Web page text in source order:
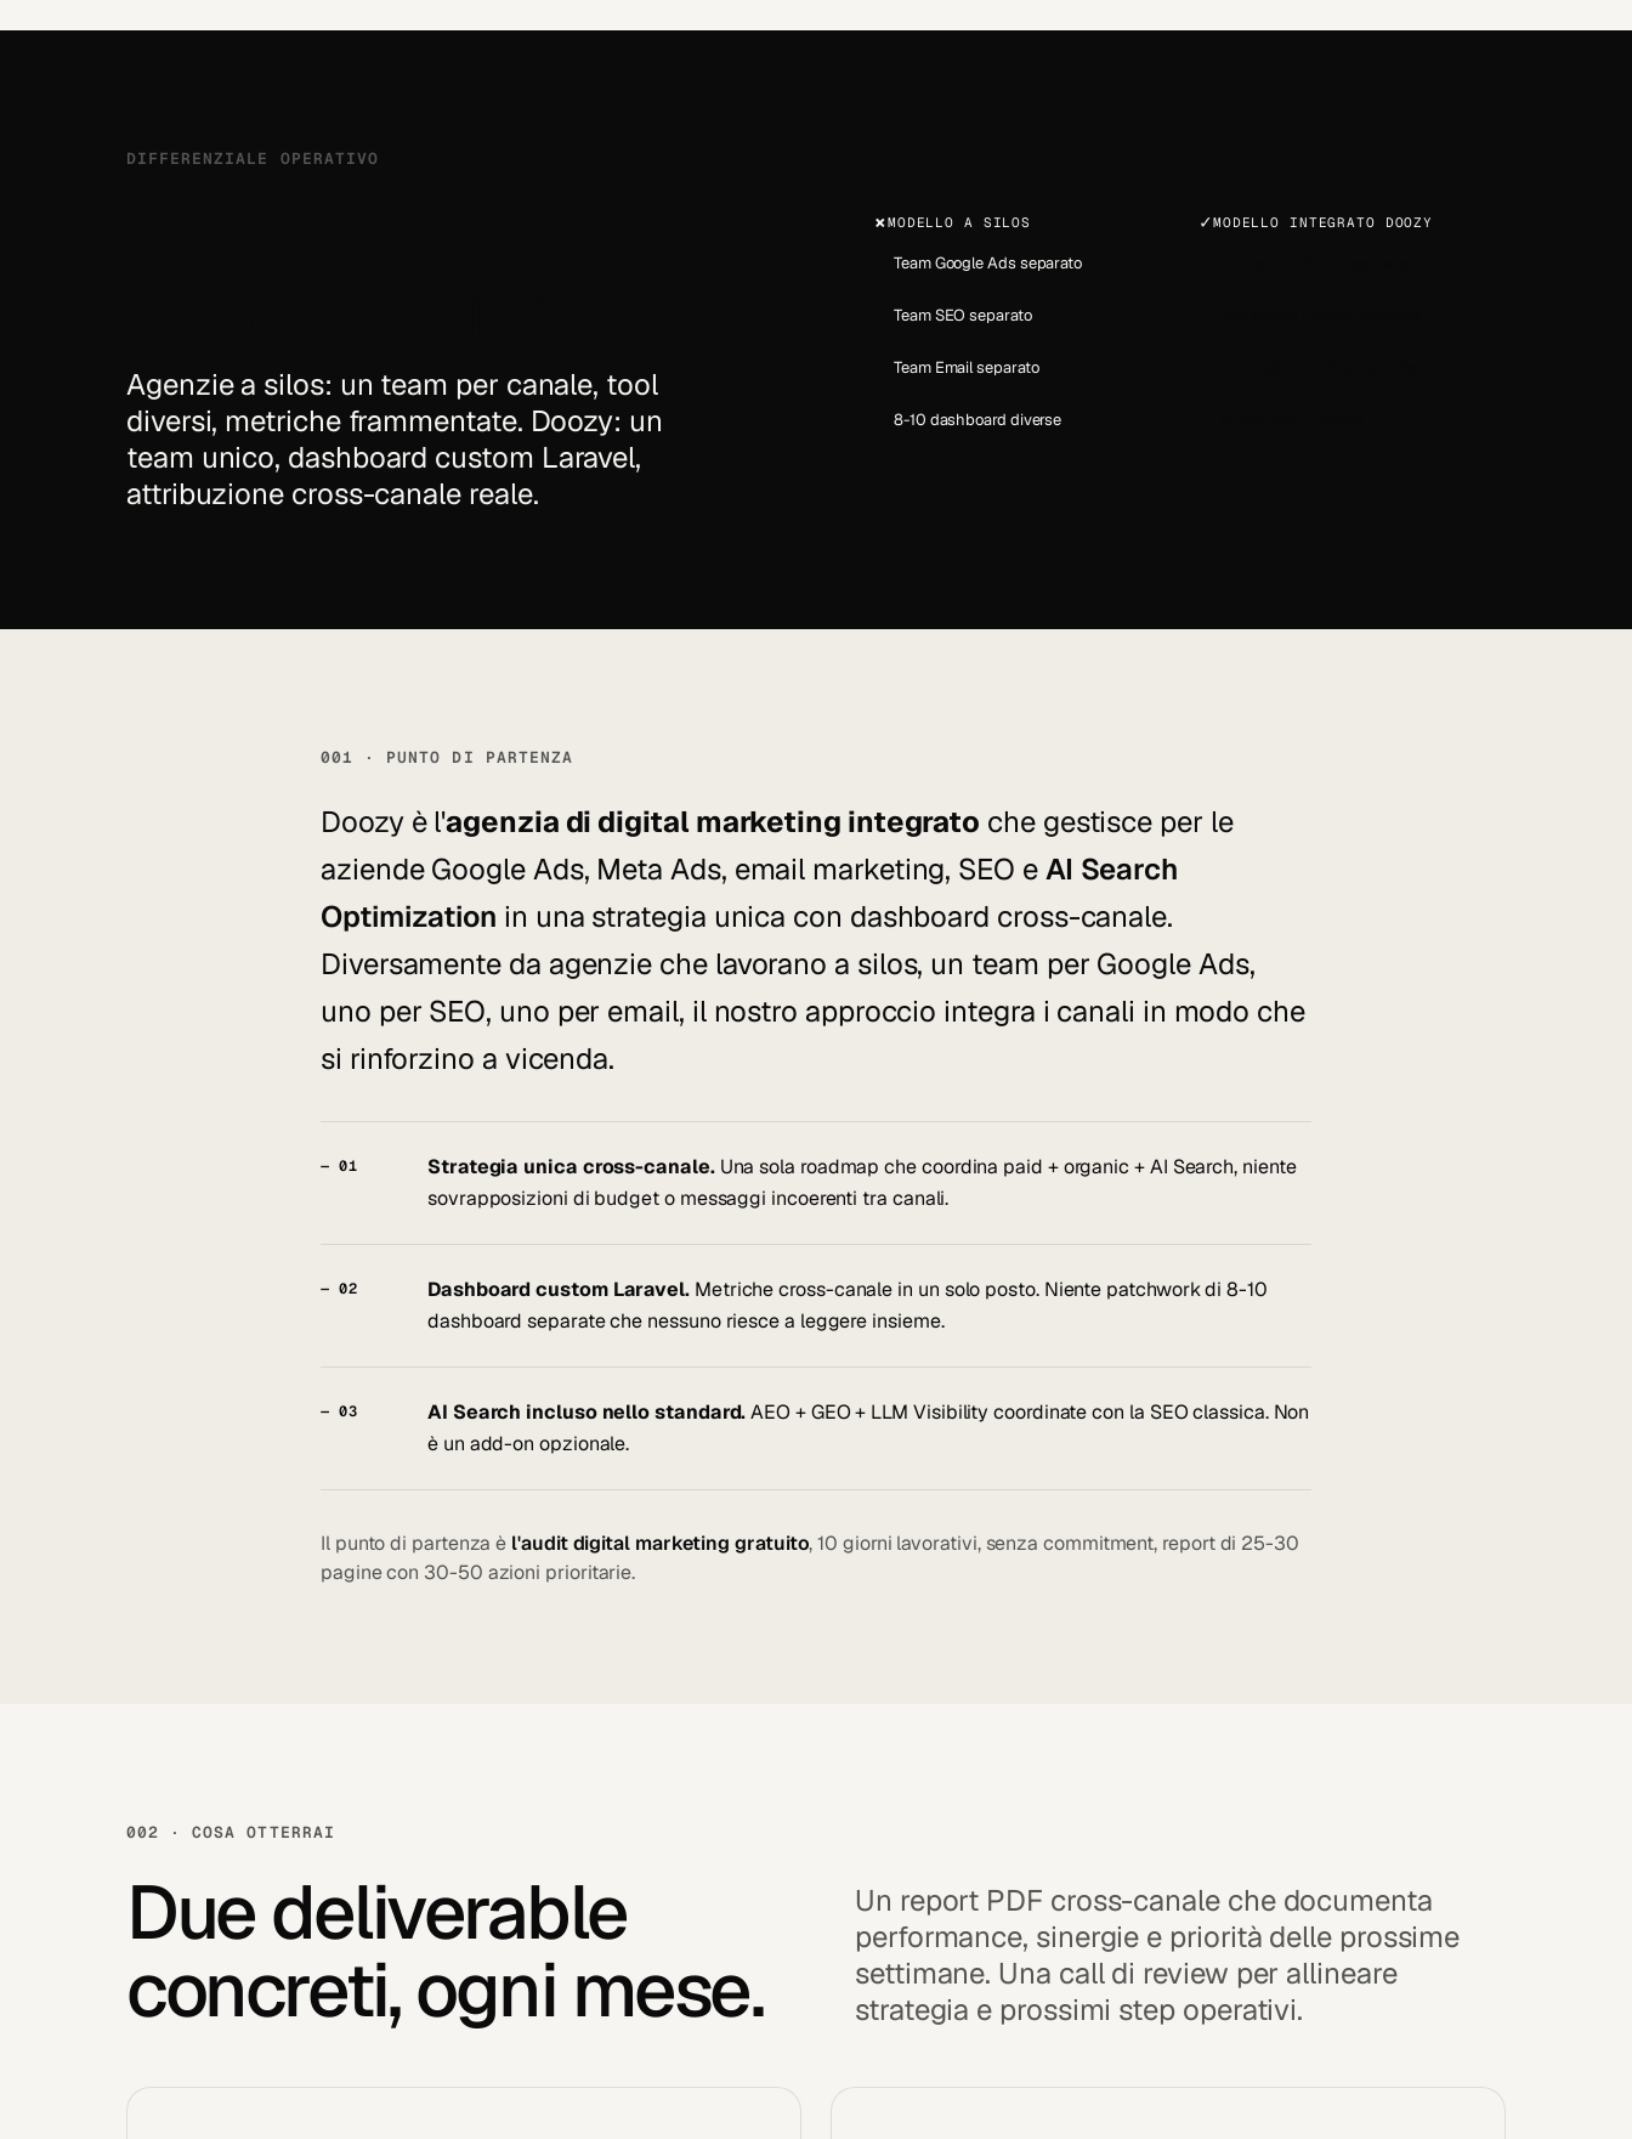
DIFFERENZIALE OPERATIVO
Agenzie a silos: un team per canale, tool
diversi, metriche frammentate. Doozy: un
team unico, dashboard custom Laravel,
attribuzione cross-canale reale.
×MODELLO A SILOS
Team Google Ads separato
Team SEO separato
Team Email separato
8-10 dashboard diverse
✓MODELLO INTEGRATO DOOZY
001 · PUNTO DI PARTENZA
Doozy è l'agenzia di digital marketing integrato che gestisce per le
aziende Google Ads, Meta Ads, email marketing, SEO eAI Search
Optimization in una strategia unica con dashboard cross-canale.
Diversamente da agenzie che lavorano a silos, un team per Google Ads,
uno per SEO, uno per email, il nostro approccio integra i canali in modo che
si rinforzino a vicenda.
— 01 Strategia unica cross-canale.Una sola roadmap che coordina paid + organic + AI Search, niente
sovrapposizioni di budget o messaggi incoerenti tra canali.
— 02 Dashboard custom Laravel. Metriche cross-canale in un solo posto. Niente patchwork di 8-10
dashboard separate che nessuno riesce a leggere insieme.
— 03 AI Search incluso nello standard.AEO + GEO + LLM Visibility coordinate con la SEO classica. Non
è un add-on opzionale.
Il punto di partenza è l'audit digital marketing gratuito, 10 giorni lavorativi, senza commitment, report di 25-30
pagine con 30-50 azioni prioritarie.
002 · COSA OTTERRAI
Due deliverable
concreti, ogni mese.
Un report PDF cross-canale che documenta
performance, sinergie e priorità delle prossime
settimane. Una call di review per allineare
strategia e prossimi step operativi.